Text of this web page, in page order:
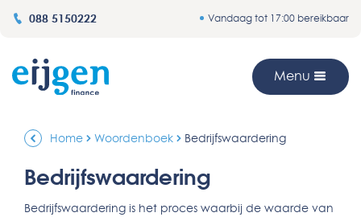
088 5150222 Vandaag tot 17:00 bereikbaar
Menu
Home Woordenboek Bedrijfswaardering
Bedrijfswaardering
Bedrijfswaardering is het proces waarbij de waarde van